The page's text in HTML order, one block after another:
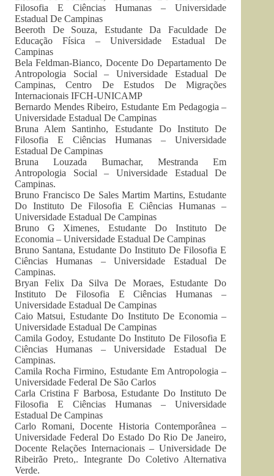
Filosofia E Ciências Humanas – Universidade
Estadual De Campinas
Beeroth De Souza, Estudante Da Faculdade De
Educação Física – Universidade Estadual De
Campinas
Bela Feldman-Bianco, Docente Do Departamento De
Antropologia Social – Universidade Estadual De
Campinas, Centro De Estudos De Migrações
Internacionais IFCH-UNICAMP
Bernardo Mendes Ribeiro, Estudante Em Pedagogia –
Universidade Estadual De Campinas
Bruna Alem Santinho, Estudante Do Instituto De
Filosofia E Ciências Humanas – Universidade
Estadual De Campinas
Bruna Louzada Bumachar, Mestranda Em
Antropologia Social – Universidade Estadual De
Campinas.
Bruno Francisco De Sales Martim Martins, Estudante
Do Instituto De Filosofia E Ciências Humanas –
Universidade Estadual De Campinas
Bruno G Ximenes, Estudante Do Instituto De
Economia – Universidade Estadual De Campinas
Bruno Santana, Estudante Do Instituto De Filosofia E
Ciências Humanas – Universidade Estadual De
Campinas.
Bryan Felix Da Silva De Moraes, Estudante Do
Instituto De Filosofia E Ciências Humanas –
Universidade Estadual De Campinas
Caio Matsui, Estudante Do Instituto De Economia –
Universidade Estadual De Campinas
Camila Godoy, Estudante Do Instituto De Filosofia E
Ciências Humanas – Universidade Estadual De
Campinas.
Camila Rocha Firmino, Estudante Em Antropologia –
Universidade Federal De São Carlos
Carla Cristina F Barbosa, Estudante Do Instituto De
Filosofia E Ciências Humanas – Universidade
Estadual De Campinas
Carlo Romani, Docente Historia Contemporânea –
Universidade Federal Do Estado Do Rio De Janeiro,
Docente Relações Internacionais – Universidade De
Ribeirão Preto,. Integrante Do Coletivo Alternativa
Verde.